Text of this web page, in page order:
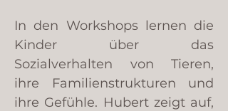
In den Workshops lernen die
Kinder über das
Sozialverhalten von Tieren,
ihre Familienstrukturen und
ihre Gefühle. Hubert zeigt auf,